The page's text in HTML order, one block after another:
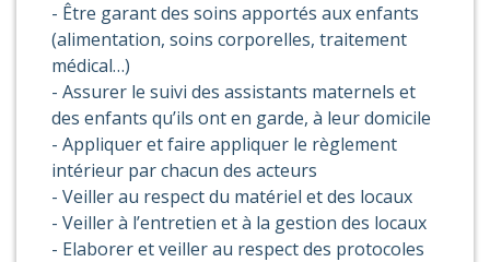
- Être garant des soins apportés aux enfants
(alimentation, soins corporelles, traitement
médical…)
- Assurer le suivi des assistants maternels et
des enfants qu’ils ont en garde, à leur domicile
- Appliquer et faire appliquer le règlement
intérieur par chacun des acteurs
- Veiller au respect du matériel et des locaux
- Veiller à l’entretien et à la gestion des locaux
- Elaborer et veiller au respect des protocoles